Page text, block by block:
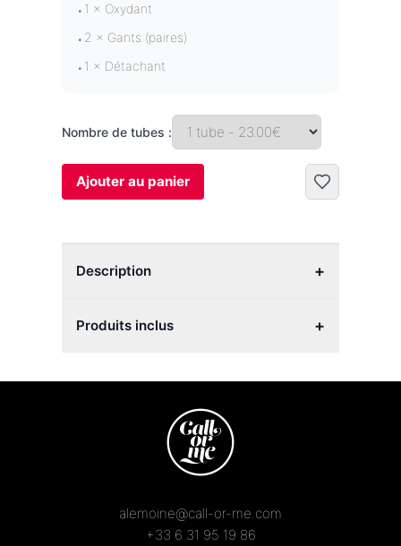
• 1 × Oxydant
• 2 × Gants (paires)
• 1 × Détachant
Nombre de tubes :
Ajouter au panier
Description +
Produits inclus +
alemoine@call-or-me.com
+33 6 31 95 19 86